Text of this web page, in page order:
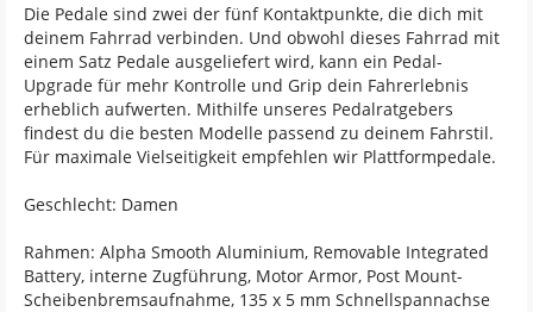
Die Pedale sind zwei der fünf Kontaktpunkte, die dich mit
deinem Fahrrad verbinden. Und obwohl dieses Fahrrad mit
einem Satz Pedale ausgeliefert wird, kann ein Pedal-
Upgrade für mehr Kontrolle und Grip dein Fahrerlebnis
erheblich aufwerten. Mithilfe unseres Pedalratgebers
findest du die besten Modelle passend zu deinem Fahrstil.
Für maximale Vielseitigkeit empfehlen wir Plattformpedale.
Geschlecht: Damen
Rahmen: Alpha Smooth Aluminium, Removable Integrated
Battery, interne Zugführung, Motor Armor, Post Mount-
Scheibenbremsaufnahme, 135 x 5 mm Schnellspannachse